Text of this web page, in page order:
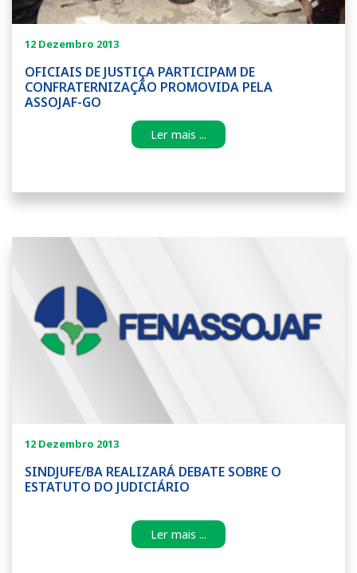
OFICIAIS DE JUSTIÇA PARTICIPAM DE
CONFRATERNIZAÇÃO PROMOVIDA PELA
ASSOJAF-GO
12 Dezembro 2013
Ler mais ...
SINDJUFE/BA REALIZARÁ DEBATE SOBRE O
ESTATUTO DO JUDICIÁRIO
12 Dezembro 2013
Ler mais ...